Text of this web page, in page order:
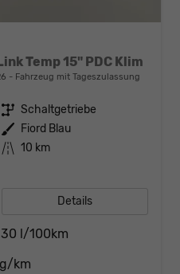
Temp 15" PDC Klim
Fahrzeug mit Tageszulassung
Getriebe Schaltgetriebe
Außenfarbe Fiord Blau
Kilometerstand 10 km
Details
l/100km
km